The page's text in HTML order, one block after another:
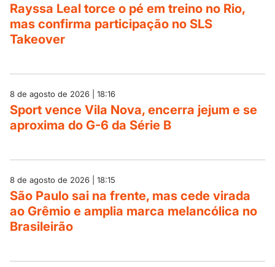
Rayssa Leal torce o pé em treino no Rio,
mas confirma participação no SLS
Takeover
8 de agosto de 2026 | 18:16
Sport vence Vila Nova, encerra jejum e se
aproxima do G-6 da Série B
8 de agosto de 2026 | 18:15
São Paulo sai na frente, mas cede virada
ao Grêmio e amplia marca melancólica no
Brasileirão